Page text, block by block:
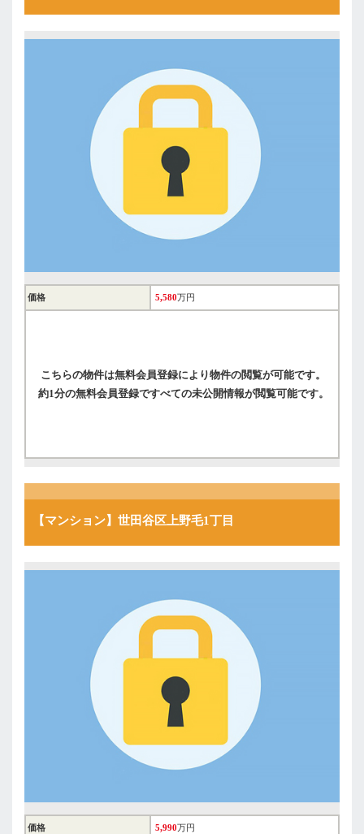
価格 5,580万円
こちらの物件は無料会員登録により物件の閲覧が可能です。
約1分の無料会員登録ですべての未公開情報が閲覧可能です。
【マンション】世田谷区上野毛1丁目
価格 5,990万円